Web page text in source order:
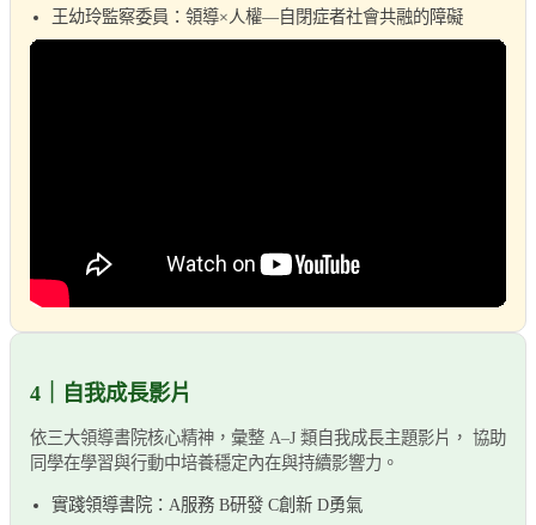
王幼玲監察委員：領導×人權—自閉症者社會共融的障礙
4｜自我成長影片
依三大領導書院核心精神，彙整 A–J 類自我成長主題影片， 協助
同學在學習與行動中培養穩定內在與持續影響力。
實踐領導書院：A服務 B研發 C創新 D勇氣